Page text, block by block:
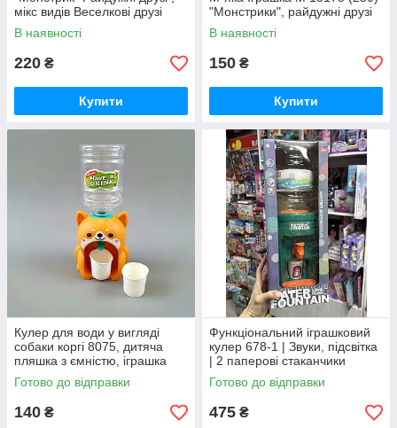
мікс видів Веселкові друзі
В наявності
220 ₴
Купити
"Монстрики", райдужні друзі
В наявності
150 ₴
Купити
Кулер для води у вигляді
собаки коргі 8075, дитяча
пляшка з ємністю, іграшка
для прогулянок, 3 кольори
Готово до відправки
140 ₴
Функціональний іграшковий
кулер 678-1 | Звуки, підсвітка
| 2 паперові стаканчики
Готово до відправки
475 ₴